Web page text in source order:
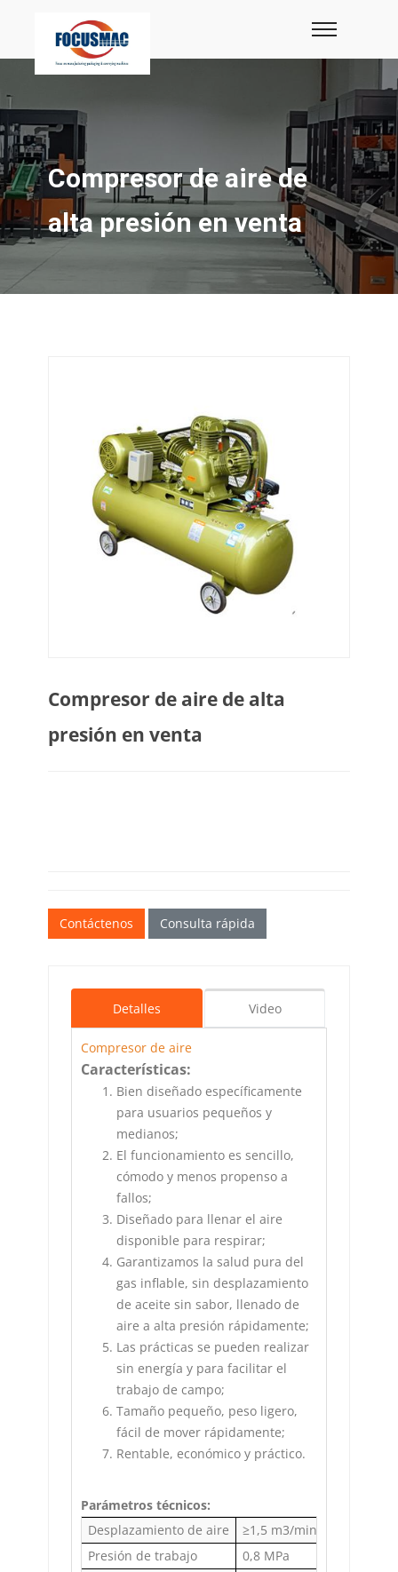
Compresor de aire de
alta presión en venta
Compresor de aire de alta
presión en venta
Contáctenos Consulta rápida
Detalles Video
Compresor de aire
Características:
Bien diseñado específicamente
para usuarios pequeños y
medianos;
El funcionamiento es sencillo,
cómodo y menos propenso a
fallos;
Diseñado para llenar el aire
disponible para respirar;
Garantizamos la salud pura del
gas inflable, sin desplazamiento
de aceite sin sabor, llenado de
aire a alta presión rápidamente;
Las prácticas se pueden realizar
sin energía y para facilitar el
trabajo de campo;
Tamaño pequeño, peso ligero,
fácil de mover rápidamente;
Rentable, económico y práctico.
Parámetros técnicos:
Desplazamiento de aire
≥1,5 m3/min
Presión de trabajo
0,8 MPa